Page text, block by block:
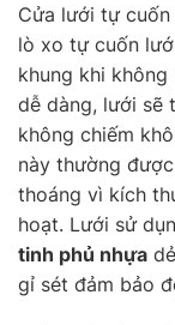
Cửa lưới tự
lò xo tự cuốn
khung khi
dễ dàng, lưới sẽ
không chiếm
này thường
thoáng vì kích
hoạt. Lưới sử
tinh phủ nhựa
gỉ sét đảm bảo